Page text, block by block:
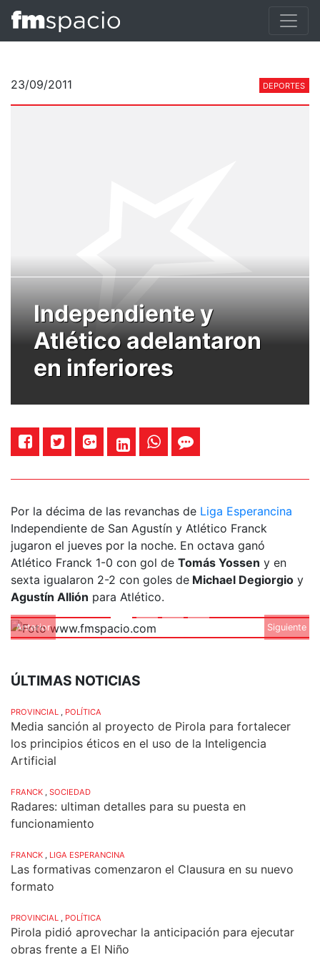
23/09/2011 DEPORTES
Independiente y
Atlético adelantaron
en inferiores
Por la décima de las revanchas de Liga Esperancina
Independiente de San Agustín y Atlético Franck
jugaron el jueves por la noche. En octava ganó
Atlético Franck 1-0 con gol de Tomás Yossen y en
sexta igualaron 2-2 con goles de Michael Degiorgio y
Agustín Allión para Atlético.
Anterior Siguiente
ÚLTIMAS NOTICIAS
PROVINCIAL POLÍTICA
Media sanción al proyecto de Pirola para fortalecer
los principios éticos en el uso de la Inteligencia
Artificial
FRANCK SOCIEDAD
Radares: ultiman detalles para su puesta en
funcionamiento
FRANCK LIGA ESPERANCINA
Las formativas comenzaron el Clausura en su nuevo
formato
PROVINCIAL POLÍTICA
Pirola pidió aprovechar la anticipación para ejecutar
obras frente a El Niño